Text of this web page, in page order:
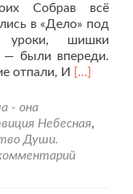
Собрав всё
в «Дело» под
уроки, шишки
— были впереди.
отпали, И Читать
вы
прежде,
[…]
- она
Небесная,
Души.